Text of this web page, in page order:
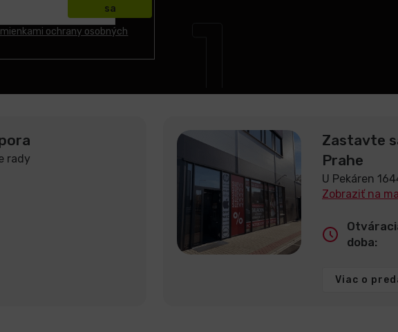
ochrany osobných
sa
rady
Zastavte
Prahe
U Pekáren
Zobraziť na
doba:
Viac o